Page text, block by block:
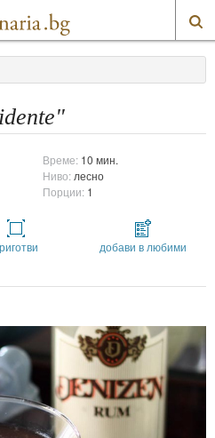
Време: 10 мин.
Ниво: лесно
Порции: 1
добави в любими